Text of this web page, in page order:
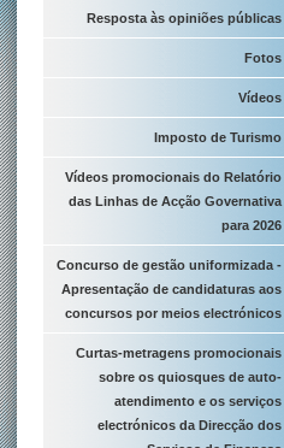
Resposta às opiniões públicas
Fotos
Vídeos
Imposto de Turismo
Vídeos promocionais do Relatório
das Linhas de Acção Governativa
para 2026
Concurso de gestão uniformizada -
Apresentação de candidaturas aos
concursos por meios electrónicos
Curtas-metragens promocionais
sobre os quiosques de auto-
atendimento e os serviços
electrónicos da Direcção dos